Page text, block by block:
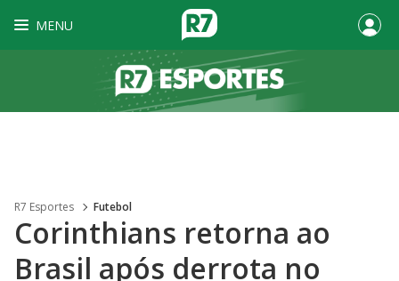
MENU
R7 Esportes Futebol
Corinthians retorna ao
Brasil após derrota no